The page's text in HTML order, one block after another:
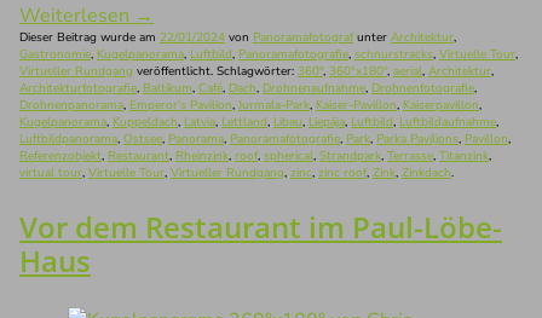
Weiterlesen →
Dieser Beitrag wurde am 22/01/2024 von Panoramafotografunter Architektur,
Gastronomie, Kugelpanorama, Luftbild, Panoramafotografie, schnurstracks, Virtuelle Tour,
Virtueller Rundgang veröffentlicht. Schlagwörter: 360°, 360°x180°, aerial, Architektur,
Architekturfotografie, Baltikum, Café, Dach, Drohnenaufnahme, Drohnenfotografie,
Drohnenpanorama, Emperor’s Pavilion, Jurmala-Park, Kaiser-Pavillon, Kaiserpavillon,
Kugelpanorama, Kuppeldach, Latvia, Lettland, Libau, Liepāja, Luftbild, Luftbildaufnahme,
Luftbildpanorama, Ostsee, Panorama, Panoramafotografie, Park, Parka Paviljons, Pavillon,
Referenzobjekt, Restaurant, Rheinzink, roof, spherical, Strandpark, Terrasse, Titanzink,
virtual tour, Virtuelle Tour, Virtueller Rundgang, zinc, zinc roof, Zink, Zinkdach.
Vor dem Restaurant im Paul-Löbe-
Haus